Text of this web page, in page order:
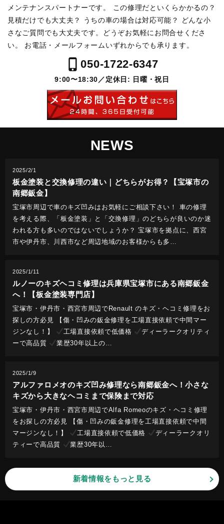
メンテナンスパートナーです。
この修理だといくらかかるの？
見積だけでも大丈夫？ うちの車の場合は対応可能？
どんな小
さなご質問でも大丈夫です。どうぞお気軽にお問合せくださ
い。
お電話・メールフォームいずれからでも承ります。
phone_iphone050-1722-6347
9:00〜18:30／定休日: 日曜・祝日
NEWS
2025/2/1
板金塗装と交換修理の違い｜どちらがお得？【宝塚市の
南郷鈑金】
宝塚市周辺で車のキズ凹みはお気軽にご相談下さい！ 車の修理
を考える際、「板金塗装」と「交換修理」のどちらが良いのか迷
われる方も多いのではないでしょうか？ 宝塚市を拠点に、西宮
市や伊丹市、川西市など周辺地域のお客様からも多…
2025/1/11
ルノーのキズヘコミ修理は兵庫県宝塚市にある南郷鈑金
へ！【板金塗装専門店】
宝塚市・伊丹市・西宮市周辺でRenault のキズ・ヘコミ修理をお
探しの方必見 【傷・凹みの鈑金修理を工場直接依頼で中間マー
ジンなし！】
工場直接依頼で低価格
ディーラークオリティ
ーで高品質
業歴30年以上の…
2025/1/9
アルファロメオのキズ凹み修理なら南郷鈑金へ！小さな
キズから大きなヘコミまで保険まで対応
宝塚市・伊丹市・西宮市周辺でAlfa Romeoのキズ・ヘコミ修理
をお探しの方必見 【傷・凹みの鈑金修理を工場直接依頼で中間
マージンなし！】
工場直接依頼で低価格
ディーラークオリ
ティーで高品質
業歴30年以…
新着情報をもっと見る